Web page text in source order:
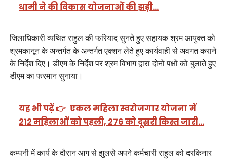
धामी ने की विकास योजनाओं की झड़ी…
जिलाधिकारी व्यथित राहुल की फरियाद सुनते हुए सहायक श्रम आयुक्त को
श्रमकानून के अन्तर्गत के अन्तर्गत एक्शन लेते हुए कार्यवाही से अवगत कराने
के निर्देश दिए। डीएम के निर्देश पर श्रम विभाग द्वारा दोनो पक्षों को बुलाते हुए
डीएम का फरमान सुनाया।
यह भी पढ़ें 👉 एकल महिला स्वरोजगार योजना में
212 महिलाओं को पहली, 276 को दूसरी किस्त जारी…
कम्पनी में कार्य के दौरान आग से झुलसे अपने कर्मचारी राहुल को दरकिनार